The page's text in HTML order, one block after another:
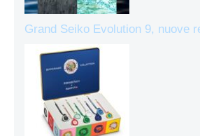
Grand Seiko Evolution 9, nuove